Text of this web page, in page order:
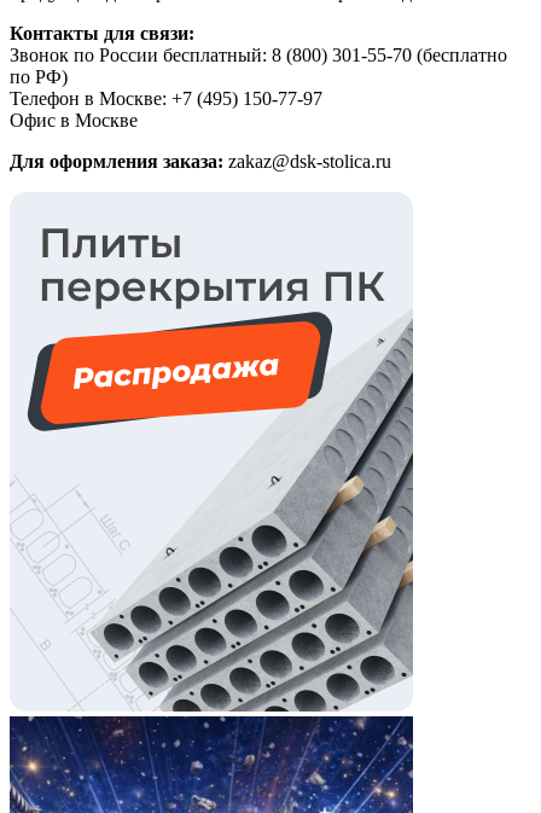
Контакты для связи:
Звонок по России бесплатный: 8 (800) 301-55-70 (бесплатно
по РФ)
Телефон в Москве: +7 (495) 150-77-97
Офис в Москве
Для оформления заказа: zakaz@dsk-stolica.ru